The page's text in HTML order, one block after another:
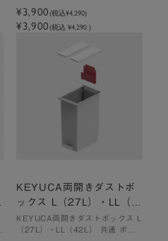
¥3,900(税込¥4,290)
¥3,900(税込 ¥4,290 )
KEYUCA両開きダストボ
ックス L（27L）・LL（4
2L） 共通 ポケット 替え
パーツ
KEYUCA両開きダストボックス L
（27L）・LL（42L） 共通 ポケ